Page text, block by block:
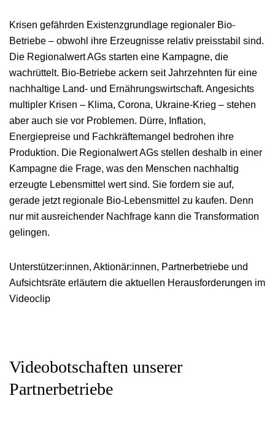
Krisen gefährden Existenzgrundlage regionaler Bio-
Betriebe – obwohl ihre Erzeugnisse relativ preisstabil sind.
Die Regionalwert AGs starten eine Kampagne, die
wachrüttelt. Bio-Betriebe ackern seit Jahrzehnten für eine
nachhaltige Land- und Ernährungswirtschaft. Angesichts
multipler Krisen – Klima, Corona, Ukraine-Krieg – stehen
aber auch sie vor Problemen. Dürre, Inflation,
Energiepreise und Fachkräftemangel bedrohen ihre
Produktion. Die Regionalwert AGs stellen deshalb in einer
Kampagne die Frage, was den Menschen nachhaltig
erzeugte Lebensmittel wert sind. Sie fordern sie auf,
gerade jetzt regionale Bio-Lebensmittel zu kaufen. Denn
nur mit ausreichender Nachfrage kann die Transformation
gelingen.
Unterstützer:innen, Aktionär:innen, Partnerbetriebe und
Aufsichtsräte erläutern die aktuellen Herausforderungen im
Videoclip
Videobotschaften unserer
Partnerbetriebe